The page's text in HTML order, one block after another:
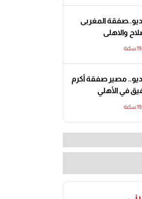
المغربى
والاهلى
مصير صفقة أكرم
في الأهلي